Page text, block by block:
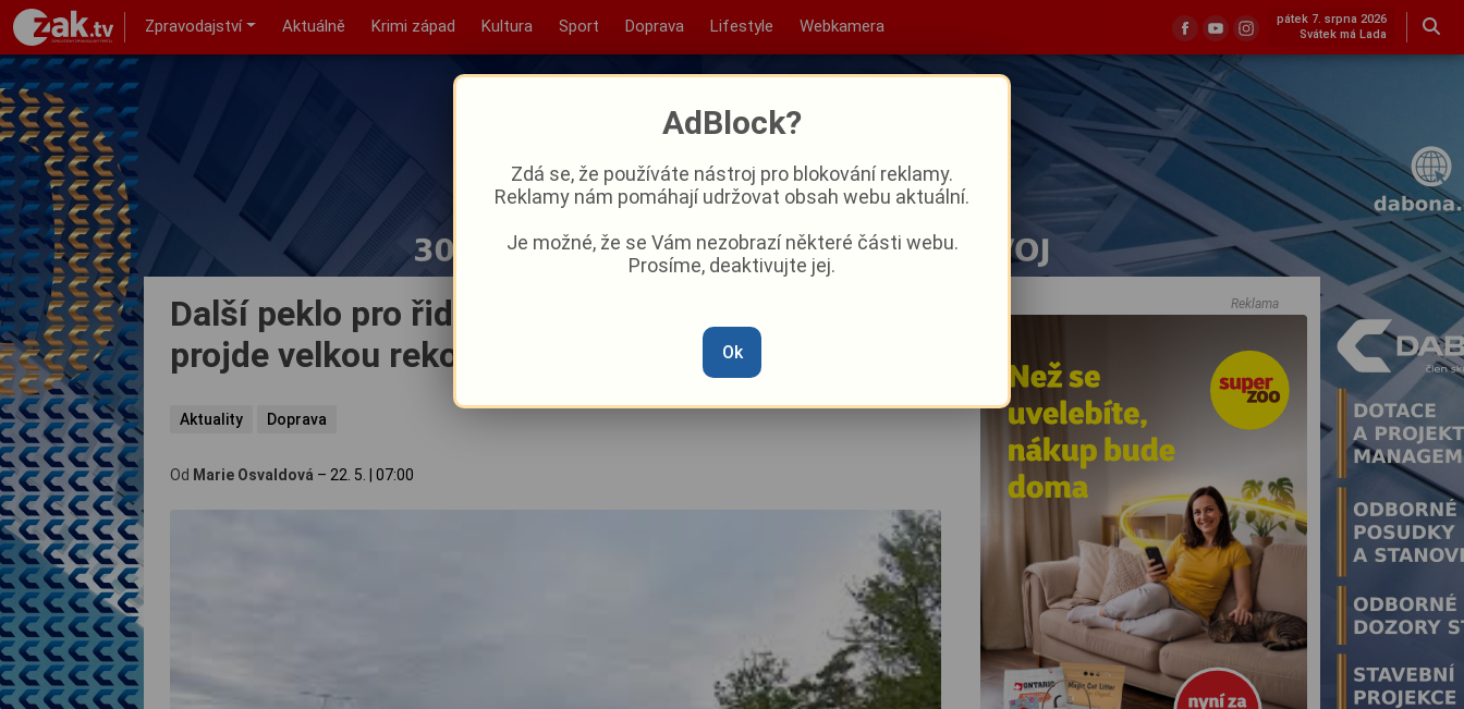
Zpravodajství Aktuálně Krimi západ Kultura Sport Doprava Lifestyle Webkamera
pátek 7. srpna 2026
Svátek má Lada
Další peklo pro řidiče? Klíčová tepna Plzně
projde velkou rekonstrukcí
Aktuality Doprava
Od Marie Osvaldová – 22. 5. 07:00
Reklama
AdBlock?
Zdá se, že používáte nástroj pro blokování reklamy.
Reklamy nám pomáhají udržovat obsah webu aktuální.
Je možné, že se Vám nezobrazí některé části webu.
Prosíme, deaktivujte jej.
Ok